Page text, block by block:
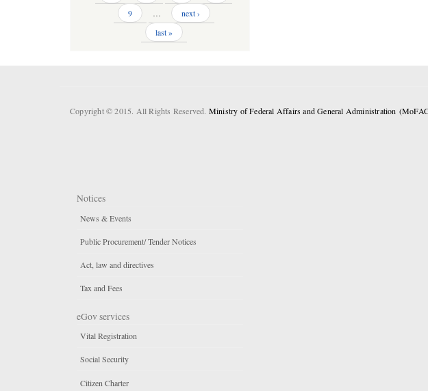
9
…
next ›
last »
Copyright © 2015. All Rights Reserved. Ministry of Federal Affairs and General Administration
Notices
News & Events
Public Procurement/ Tender Notices
Act, law and directives
Tax and Fees
eGov services
Vital Registration
Social Security
Citizen Charter